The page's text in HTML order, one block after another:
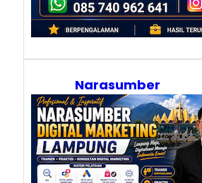
Narasumber
Digital Marketing
Lampung:
Mengubah Potensi
Lokal Menjadi
Peluang Pasar
yang Lebih Luas